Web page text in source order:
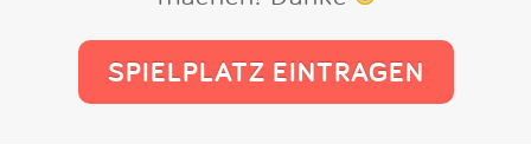
SPIELPLATZ EINTRAGEN